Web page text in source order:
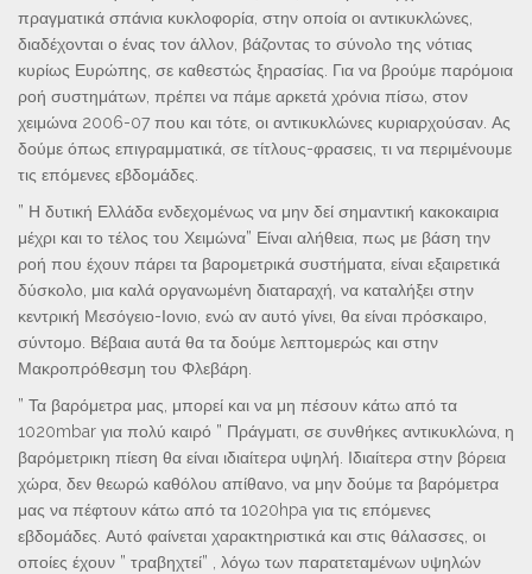
πραγματικά σπάνια κυκλοφορία, στην οποία οι αντικυκλώνες,
διαδέχονται ο ένας τον άλλον, βάζοντας το σύνολο της νότιας
κυρίως Ευρώπης, σε καθεστώς ξηρασίας. Για να βρούμε παρόμοια
ροή συστημάτων, πρέπει να πάμε αρκετά χρόνια πίσω, στον
χειμώνα 2006-07 που και τότε, οι αντικυκλώνες κυριαρχούσαν. Ας
δούμε όπως επιγραμματικά, σε τίτλους-φρασεις, τι να περιμένουμε
τις επόμενες εβδομάδες.
” Η δυτική Ελλάδα ενδεχομένως να μην δεί σημαντική κακοκαιρια
μέχρι και το τέλος του Χειμώνα” Είναι αλήθεια, πως με βάση την
ροή που έχουν πάρει τα βαρομετρικά συστήματα, είναι εξαιρετικά
δύσκολο, μια καλά οργανωμένη διαταραχή, να καταλήξει στην
κεντρική Μεσόγειο-Ιονιο, ενώ αν αυτό γίνει, θα είναι πρόσκαιρο,
σύντομο. Βέβαια αυτά θα τα δούμε λεπτομερώς και στην
Μακροπρόθεσμη του Φλεβάρη.
” Τα βαρόμετρα μας, μπορεί και να μη πέσουν κάτω από τα
1020mbar για πολύ καιρό ” Πράγματι, σε συνθήκες αντικυκλώνα, η
βαρόμετρικη πίεση θα είναι ιδιαίτερα υψηλή. Ιδιαίτερα στην βόρεια
χώρα, δεν θεωρώ καθόλου απίθανο, να μην δούμε τα βαρόμετρα
μας να πέφτουν κάτω από τα 1020hpa για τις επόμενες
εβδομάδες. Αυτό φαίνεται χαρακτηριστικά και στις θάλασσες, οι
οποίες έχουν ” τραβηχτεί” , λόγω των παρατεταμένων υψηλών